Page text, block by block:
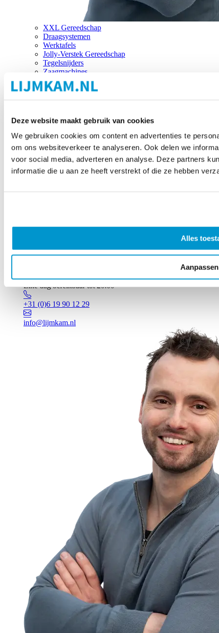
Deze website maakt gebruik van cookies
We gebruiken cookies om content en advertenties te
om ons websiteverkeer te analyseren. Ook delen we
voor social media, adverteren en analyse. Deze partners
informatie die u aan ze heeft verstrekt of die ze hebben
Alles
Aanpassen
XXL Gereedschap
Draagsystemen
Werktafels
Jolly-Verstek Gereedschap
Tegelsnijders
Zaagmachines
Merken
Elke dag bereikbaar tot 20:00
+31 (0)6 19 90 12 29
info@lijmkam.nl